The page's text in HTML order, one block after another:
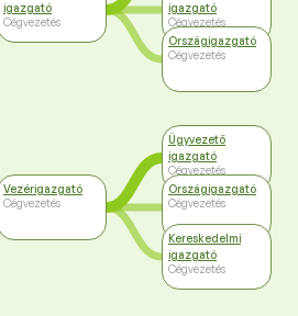
igazgató
Cégvezetés
Vezérigazgató
Cégvezetés
igazgató
Cégvezetés
Országigazgató
Cégvezetés
Ügyvezető
igazgató
Cégvezetés
Országigazgató
Cégvezetés
Kereskedelmi
igazgató
Cégvezetés